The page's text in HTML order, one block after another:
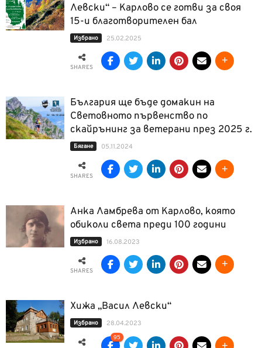
Левски“ – Карлово се готви за своя
15-и благотворителен бал
Избрано 25.02.2025
SHARES
България ще бъде домакин на
Световното първенство по
скайрънинг за ветерани през 2025 г.
Бягане 05.11.2024
SHARES
Анка Ламбрева от Карлово, която
обиколи света преди 100 години
Избрано 16.08.2023
SHARES
Хижа „Васил Левски“
Избрано 28.04.2023
95